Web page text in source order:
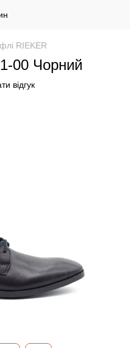
RIEKER
00 Чорний
відгук